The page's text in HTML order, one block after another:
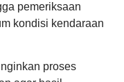
pemeriksaan
kondisi kendaraan
proses